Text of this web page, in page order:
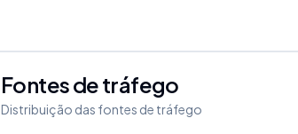
Fontes de tráfego
Distribuição das fontes de tráfego